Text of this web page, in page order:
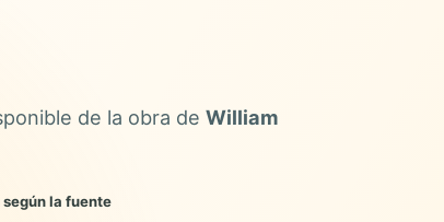
de la obra de William
la fuente